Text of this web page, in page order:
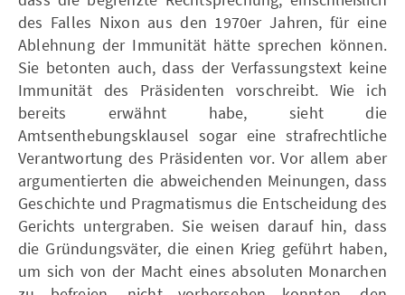
des Falles Nixon aus den 1970er Jahren, für eine
Ablehnung der Immunität hätte sprechen können.
Sie betonten auch, dass der Verfassungstext keine
Immunität des Präsidenten vorschreibt. Wie ich
bereits erwähnt habe, sieht die
Amtsenthebungsklausel sogar eine strafrechtliche
Verantwortung des Präsidenten vor. Vor allem aber
argumentierten die abweichenden Meinungen, dass
Geschichte und Pragmatismus die Entscheidung des
Gerichts untergraben. Sie weisen darauf hin, dass
die Gründungsväter, die einen Krieg geführt haben,
um sich von der Macht eines absoluten Monarchen